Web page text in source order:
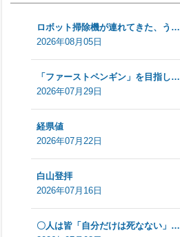
ロボット掃除機が連れてきた、う…
2026年08月05日
「ファーストペンギン」を目指し…
2026年07月29日
経県値
2026年07月22日
白山登拝
2026年07月16日
〇人は皆「自分だけは死なない」…